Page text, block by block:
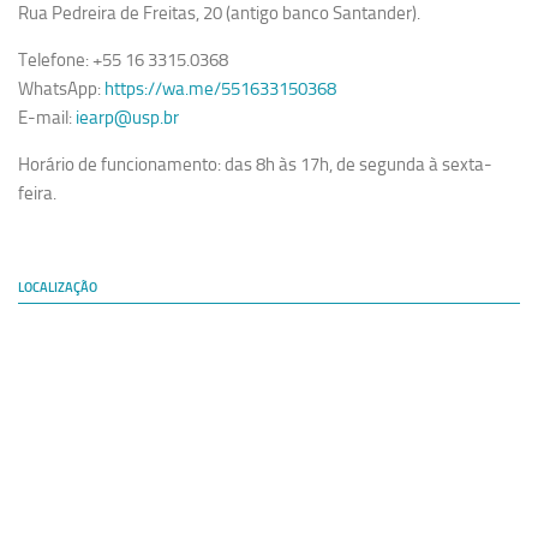
Rua Pedreira de Freitas, 20 (antigo banco Santander).
Telefone: +55 16 3315.0368
WhatsApp: https://wa.me/551633150368
E-mail: iearp@usp.br
Horário de funcionamento: das 8h às 17h, de segunda à sexta-
feira.
LOCALIZAÇÃO